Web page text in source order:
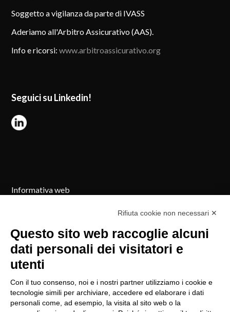
Soggetto a vigilanza da parte di IVASS
Aderiamo all'Arbitro Assicurativo (AAS).
Info e ricorsi:www.arbitroassicurativo.org
Seguici su Linkedin!
Informativa web
Reclami
Registro RUI
Procedura di policy
Modifica preferenze GDPR
Rifiuta cookie non necessari ✕
Questo sito web raccoglie alcuni
dati personali dei visitatori e
utenti
Con il tuo consenso, noi e i nostri partner utilizziamo i cookie e
tecnologie simili per archiviare, accedere ed elaborare i dati
personali come, ad esempio, la visita al sito web o la